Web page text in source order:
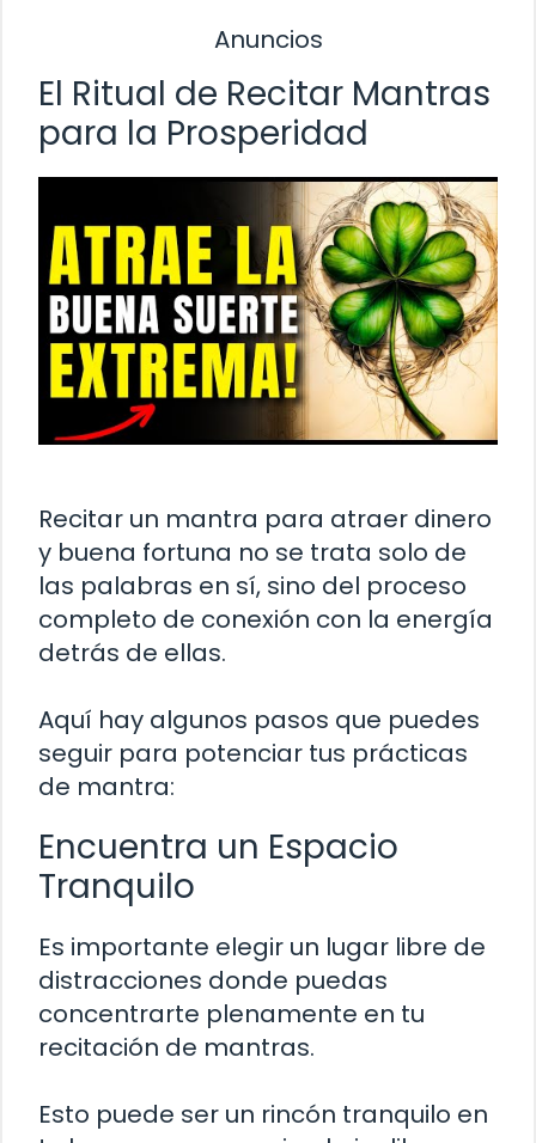
Anuncios
El Ritual de Recitar Mantras
para la Prosperidad
Recitar un mantra para atraer dinero
y buena fortuna no se trata solo de
las palabras en sí, sino del proceso
completo de conexión con la energía
detrás de ellas.
Aquí hay algunos pasos que puedes
seguir para potenciar tus prácticas
de mantra:
Encuentra un Espacio
Tranquilo
Es importante elegir un lugar libre de
distracciones donde puedas
concentrarte plenamente en tu
recitación de mantras.
Esto puede ser un rincón tranquilo en